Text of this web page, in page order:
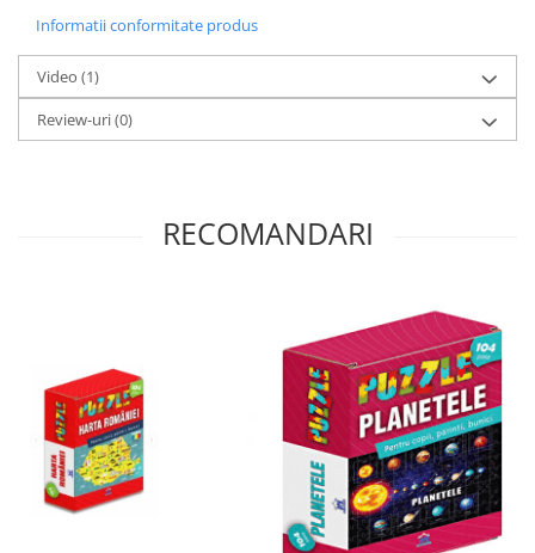
Informatii conformitate produs
Video (1)
Review-uri(0)
RECOMANDARI